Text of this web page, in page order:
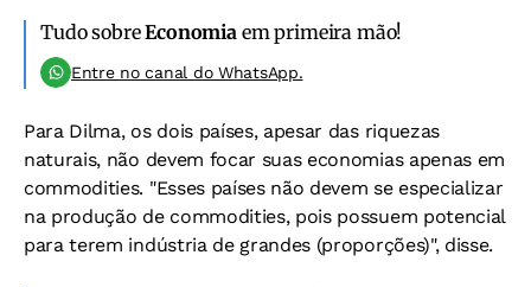
Tudo sobreEconomiaem primeira mão!
Entre no canal do WhatsApp.
Para Dilma, os dois países, apesar das riquezas
naturais, não devem focar suas economias apenas em
commodities. "Esses países não devem se especializar
na produção de commodities, pois possuem potencial
para terem indústria de grandes (proporções)", disse.